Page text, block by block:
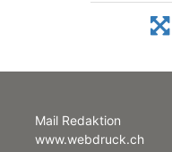
Mail Redaktion
www.webdruck.ch